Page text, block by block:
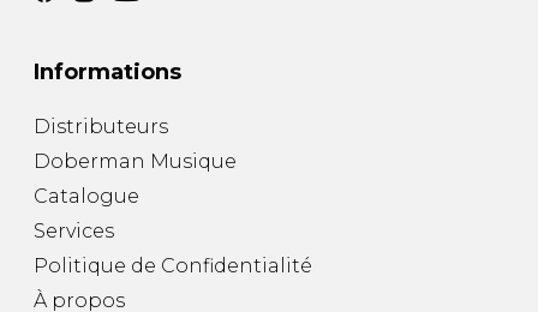
Informations
Distributeurs
Doberman Musique
Catalogue
Services
Politique de Confidentialité
À propos